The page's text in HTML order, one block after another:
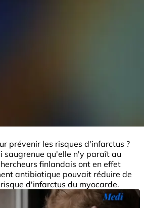
prévenir les risques d'infarctus ?
saugrenue qu'elle n'y paraît au
finlandais ont en effet
antibiotique pouvait réduire de
d'infarctus du myocarde.